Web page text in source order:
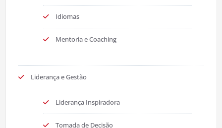
Idiomas
Mentoria e Coaching
Liderança e Gestão
Liderança Inspiradora
Tomada de Decisão